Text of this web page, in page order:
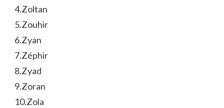
4.Zoltan
5.Zouhir
6.Zyan
7.Zéphir
8.Zyad
9.Zoran
10.Zola